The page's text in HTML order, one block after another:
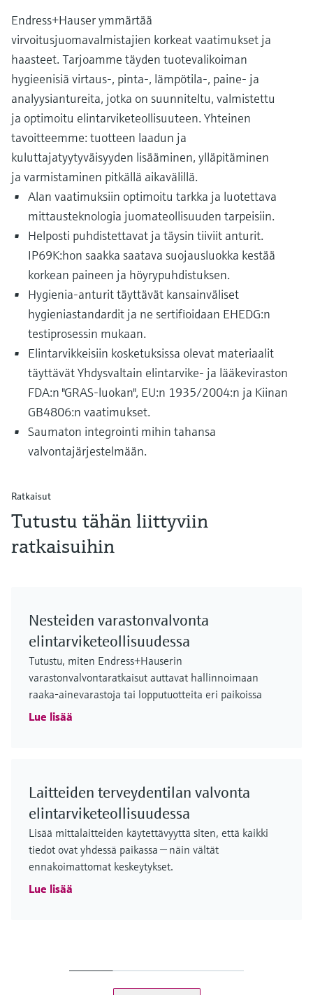
Endress+Hauser ymmärtää
virvoitusjuomavalmistajien korkeat vaatimukset ja
haasteet. Tarjoamme täyden tuotevalikoiman
hygieenisiä virtaus-, pinta-, lämpötila-, paine- ja
analyysiantureita, jotka on suunniteltu, valmistettu
ja optimoitu elintarviketeollisuuteen. Yhteinen
tavoitteemme: tuotteen laadun ja
kuluttajatyytyväisyyden lisääminen, ylläpitäminen
ja varmistaminen pitkällä aikavälillä.
Alan vaatimuksiin optimoitu tarkka ja luotettava
mittausteknologia juomateollisuuden tarpeisiin.
Helposti puhdistettavat ja täysin tiiviit anturit.
IP69K:hon saakka saatava suojausluokka kestää
korkean paineen ja höyrypuhdistuksen.
Hygienia-anturit täyttävät kansainväliset
hygieniastandardit ja ne sertifioidaan EHEDG:n
testiprosessin mukaan.
Elintarvikkeisiin kosketuksissa olevat materiaalit
täyttävät Yhdysvaltain elintarvike- ja lääkeviraston
FDA:n "GRAS-luokan", EU:n 1935/2004:n ja Kiinan
GB4806:n vaatimukset.
Saumaton integrointi mihin tahansa
valvontajärjestelmään.
Ratkaisut
Tutustu tähän liittyviin
ratkaisuihin
Nesteiden varastonvalvonta
elintarviketeollisuudessa
Tutustu, miten Endress+Hauserin
varastonvalvontaratkaisut auttavat hallinnoimaan
raaka-ainevarastoja tai lopputuotteita eri paikoissa
Lue lisää
Laitteiden terveydentilan valvonta
elintarviketeollisuudessa
Lisää mittalaitteiden käytettävyyttä siten, että kaikki
tiedot ovat yhdessä paikassa — näin vältät
ennakoimattomat keskeytykset.
Lue lisää